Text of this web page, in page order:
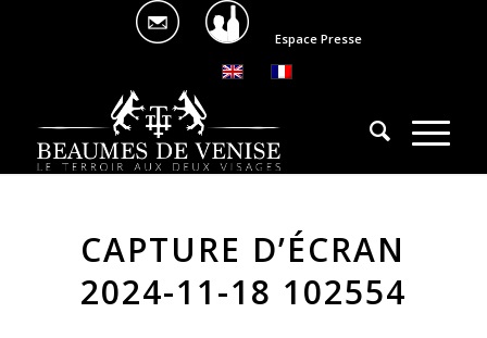
Espace Presse
CAPTURE D’ÉCRAN
2024-11-18 102554